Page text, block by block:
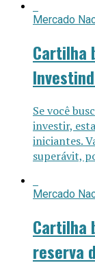
Mercado
Cartilha
Se você
investir,
iniciantes.
superávit,
Mercado
Cartilha
reserva